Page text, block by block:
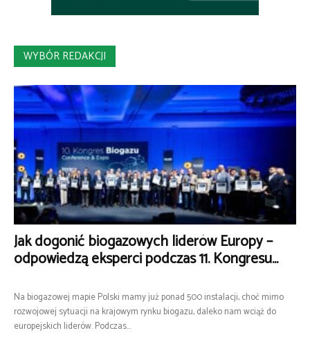
WYBÓR REDAKCJI
Jak dogonić biogazowych liderów Europy –
odpowiedzą eksperci podczas 11. Kongresu...
Na biogazowej mapie Polski mamy już ponad 500 instalacji, choć mimo
rozwojowej sytuacji na krajowym rynku biogazu, daleko nam wciąż do
europejskich liderów. Podczas...